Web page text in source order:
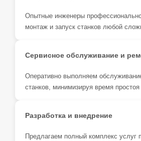
Опытные инженеры
монтаж и запуск станков любой
Сервисное обслуживание и
Оперативно выполняем
станков, минимизируя время простоя
Разработка и внедрение
Предлагаем полный комплекс услуг